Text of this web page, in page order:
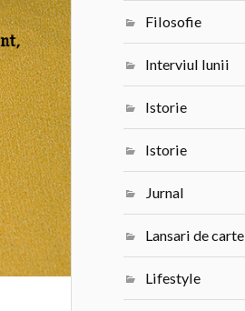
Filosofie
Interviul lunii
Istorie
Istorie
Jurnal
Lansari de carte
Lifestyle